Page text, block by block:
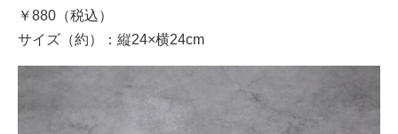
￥880（税込）
サイズ（約）：縦24×横24cm